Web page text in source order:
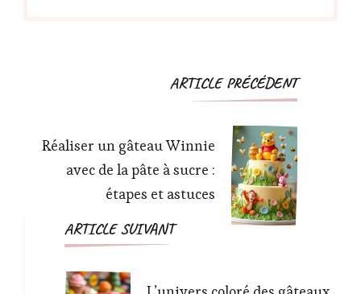
Navigation
ARTICLE PRÉCÉDENT
Réaliser un gâteau Winnie
avec de la pâte à sucre :
étapes et astuces
ARTICLE SUIVANT